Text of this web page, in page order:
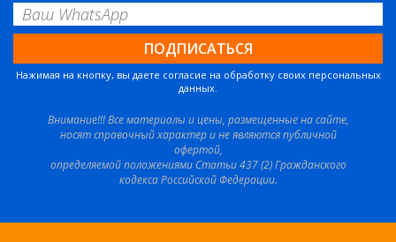
Нажимая на кнопку, вы даете согласие на обработку своих персональных
данных.
Внимание!!! Все материалы и цены, размещенные на сайте,
носят справочный характер и не являются публичной
офертой,
определяемой положениями Статьи 437 (2) Гражданского
кодекса Российской Федерации.